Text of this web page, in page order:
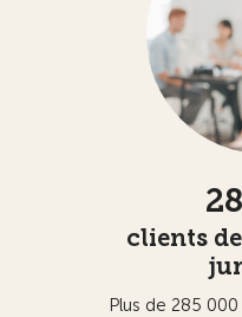
clients
Plus de 285